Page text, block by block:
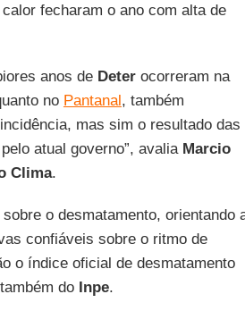
fecharam o ano com alta de
anos de Deterocorreram na
no Pantanal, também
mas sim o resultado das
atual governo”, avalia Marcio
Clima.
o desmatamento, orientando
confiáveis sobre o ritmo de
o índice oficial de desmatamento
do Inpe.